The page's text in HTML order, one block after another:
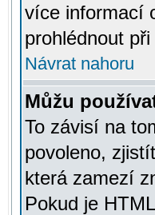
více informací
prohlédnout
Návrat nahoru
Můžu
To závisí na
povoleno,
která zamezí
Pokud je